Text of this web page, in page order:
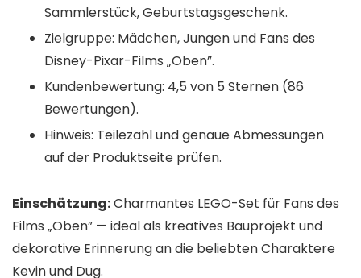
Sammlerstück, Geburtstagsgeschenk.
Zielgruppe: Mädchen, Jungen und Fans des
Disney-Pixar-Films „Oben”.
Kundenbewertung: 4,5 von 5 Sternen (86
Bewertungen).
Hinweis: Teilezahl und genaue Abmessungen
auf der Produktseite prüfen.
Einschätzung:Charmantes LEGO-Set für Fans des
Films „Oben” — ideal als kreatives Bauprojekt und
dekorative Erinnerung an die beliebten Charaktere
Kevin und Dug.